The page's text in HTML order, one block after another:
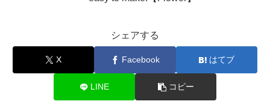
シェアする
X Facebook はてブ
LINE コピー